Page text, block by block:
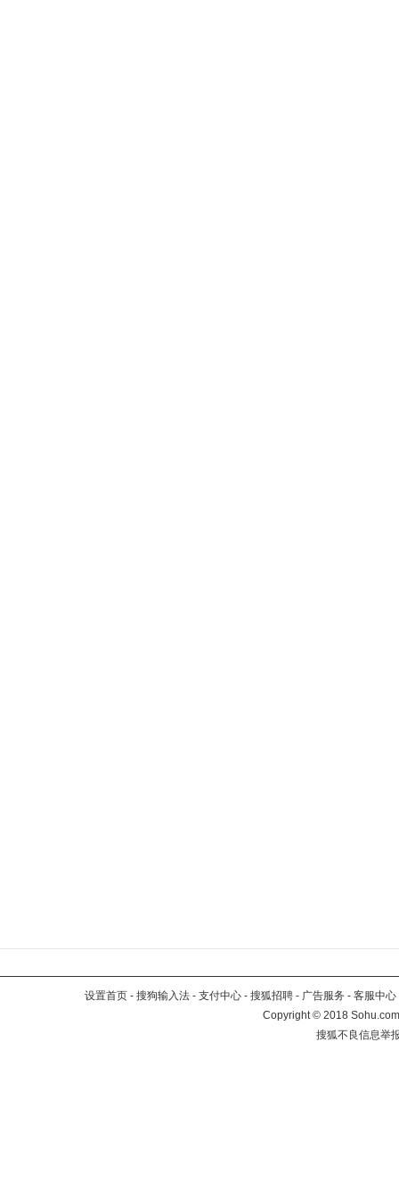
设置首页 - 搜狗输入法 - 支付中心 - 搜狐招聘 - 广告服务 - 客服中心
Copyright©2018
搜狐不良信息举